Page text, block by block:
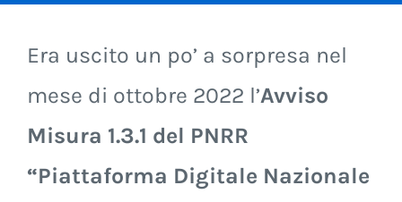
Era uscito un po’ a sorpresa nel
mese di ottobre 2022 l’Avviso
Misura 1.3.1 del PNRR
“Piattaforma Digitale Nazionale